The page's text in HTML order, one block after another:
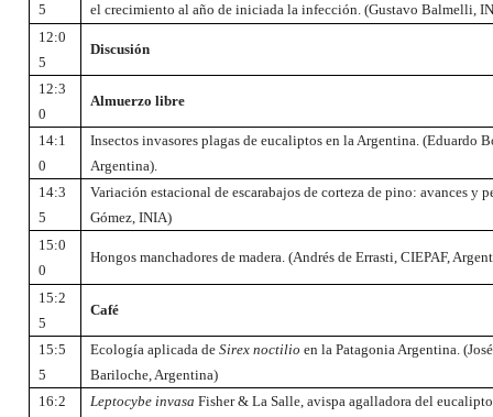
5
el crecimiento al año de iniciada la infección. (Gustavo Balmelli,
12:0
5
Discusión
12:3
0
Almuerzo libre
14:1
0
Insectos invasores plagas de eucaliptos en la Argentina. (Eduardo
Argentina).
14:3
5
Variación estacional de escarabajos de corteza de pino: avances y
Gómez, INIA)
15:0
0
Hongos manchadores de madera. (Andrés de Errasti, CIEPAF,
15:2
5
Café
15:5
5
Ecología aplicada de Sirex noctilio en la Patagonia Argentina.
Bariloche, Argentina)
16:2
Leptocybe invasa Fisher & La Salle, avispa agalladora del